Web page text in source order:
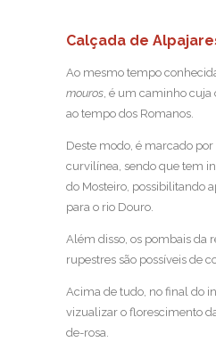
Calçada de
Ao mesmo tempo
mouros , é um caminho
ao tempo dos Romanos.
Deste modo, é marcado
curvilínea, sendo que tem
do Mosteiro, possibilitando
para o rio Douro.
Além disso, os pombais da
rupestres são possíveis de
Acima de tudo, no final do
vizualizar o florescimento
de-rosa.